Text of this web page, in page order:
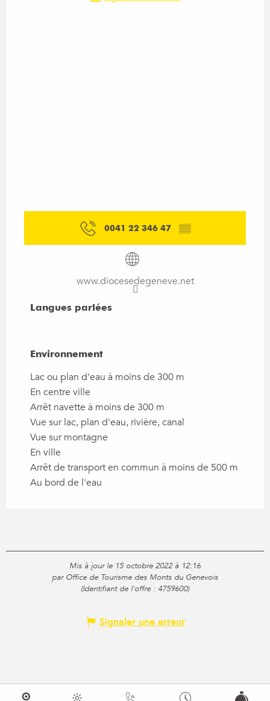
0041 22 346 47 ▒▒
www.diocesedegeneve.net
Langues parlées
Langues parlées
Environnement
Environnement
Lac ou plan d'eau à moins de 300 m
En centre ville
Arrêt navette à moins de 300 m
Vue sur lac, plan d'eau, rivière, canal
Vue sur montagne
En ville
Arrêt de transport en commun à moins de 500 m
Au bord de l'eau
Mis à jour le 15 octobre 2022 à 12:16
par Office de Tourisme des Monts du Genevois
(Identifiant de l'offre : 4759600)
Signaler une erreur